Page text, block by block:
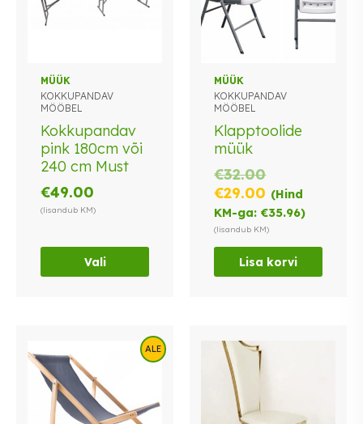
MÜÜK
KOKKUPANDAV
MÖÖBEL
Kokkupandav
pink 180cm või
240 cm Must
€49.00
(lisandub KM)
Vali
Sellel
tootel
on
mitu
varianti.
Valikuid
saab
teha
MÜÜK
KOKKUPANDAV
MÖÖBEL
Klapptoolide
müük
€32.00Algne
hind
oli:
€32.00.
€29.00 Praegune
hind
on:
€29.00.
(Hind
KM-ga:€35.96)
(lisandub KM)
Lisa korvi
ALE